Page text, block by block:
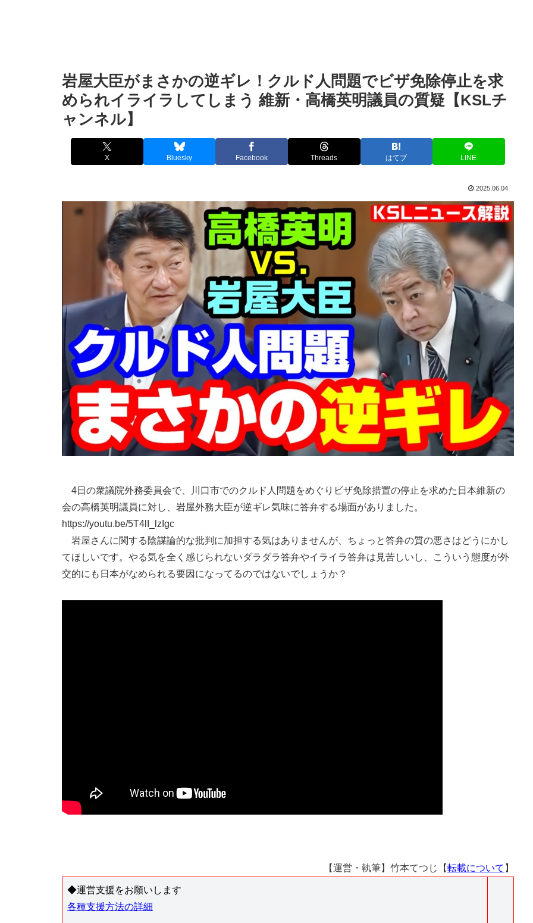
岩屋大臣がまさかの逆ギレ！クルド人問題でビザ免除停止を求
められイライラしてしまう 維新・高橋英明議員の質疑【KSLチ
ャンネル】
X Bluesky Facebook Threads はてブ LINE
2025.06.04
4日の衆議院外務委員会で、川口市でのクルド人問題をめぐりビザ免除措置の停止を求めた日本維新の
会の高橋英明議員に対し、岩屋外務大臣が逆ギレ気味に答弁する場面がありました。
https://youtu.be/5T4lI_lzIgc
岩屋さんに関する陰謀論的な批判に加担する気はありませんが、ちょっと答弁の質の悪さはどうにかし
てほしいです。やる気を全く感じられないダラダラ答弁やイライラ答弁は見苦しいし、こういう態度が外
交的にも日本がなめられる要因になってるのではないでしょうか？
【運営・執筆】竹本てつじ【転載について 】
◆運営支援をお願いします
各種支援方法の詳細